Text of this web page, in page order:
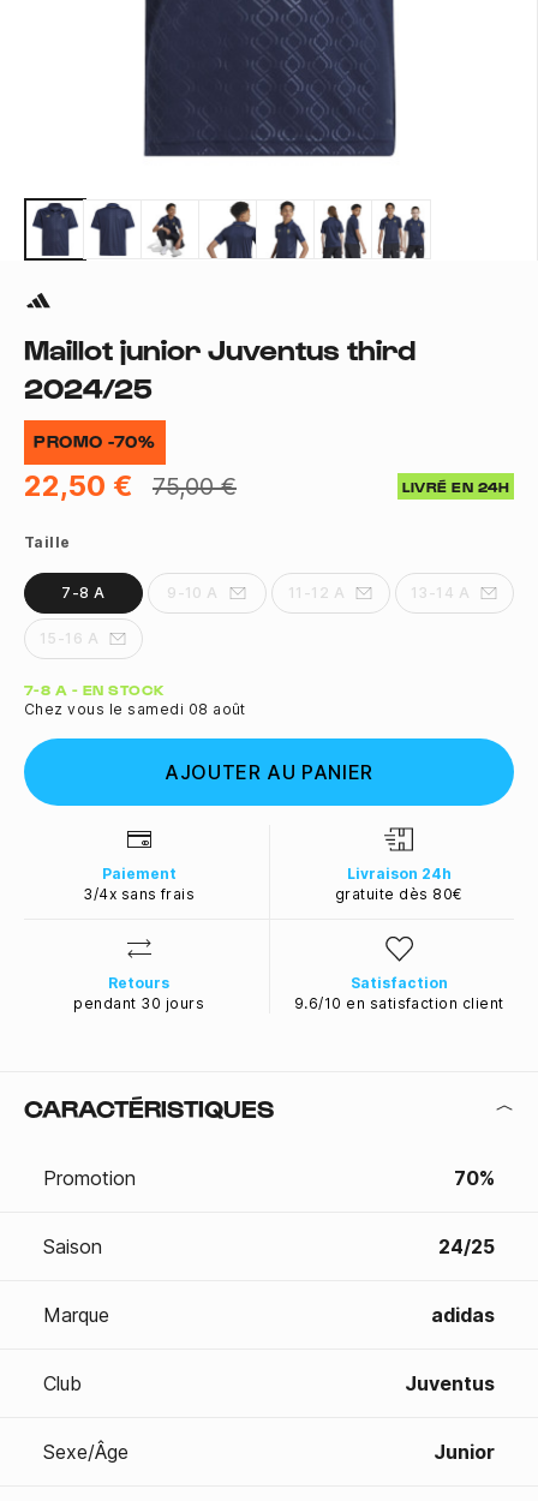
Maillot junior Juventus third
2024/25
PROMO -70%
22,50 € 75,00 € LIVRÉ EN 24H
Taille
7-8 A 9-10 A 11-12 A 13-14 A
15-16 A
Quantité
7-8 A - EN STOCK
Chez vous le samedi 08 août
AJOUTER AU PANIER
Paiement
3/4x sans frais
Livraison 24h
gratuite dès 80€
Retours
pendant 30 jours
Satisfaction
9.6/10 en satisfaction client
CARACTÉRISTIQUES
Promotion 70%
Saison 24/25
Marque adidas
Club Juventus
Sexe/Âge Junior